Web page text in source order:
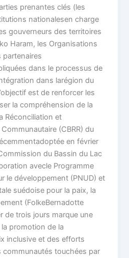
prenantes clés (les
nationalesen charge
gouverneurs des territoires
Haram, les Organisations
partenaires
dans le processus de
dans larégion du
est de renforcer les
la compréhension de la
Réconciliation et
(CBRR) du
en février
du Bassin du Lac
avecle Programme
le développement (PNUD) et
suédoise pour la paix, la
(FolkeBernadotte
de trois jours marque une
promotion de la
inclusive et des efforts
communautés touchées par